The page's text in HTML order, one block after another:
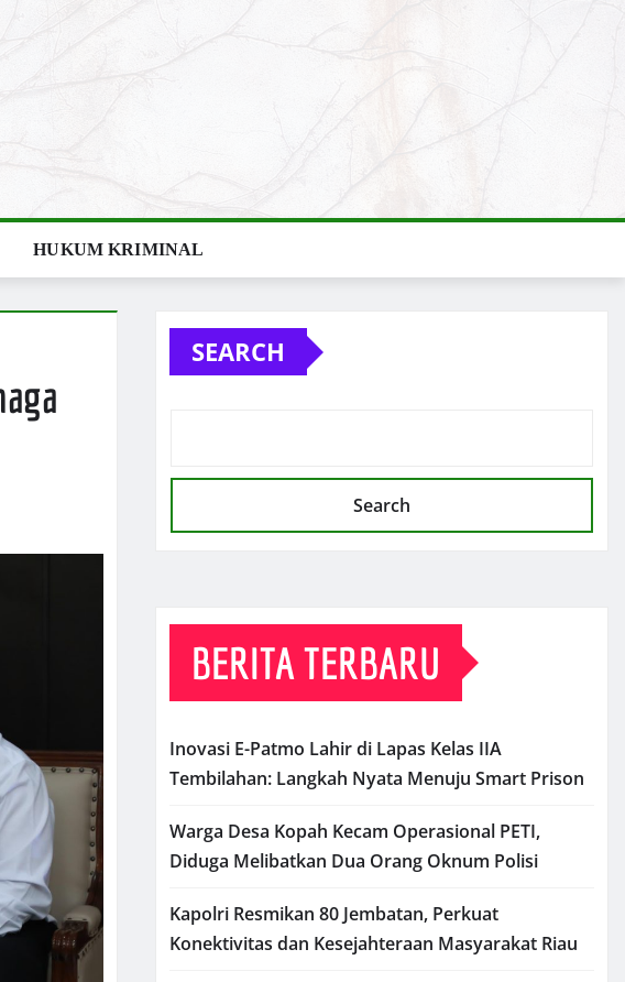
HUKUM KRIMINAL
SEARCH
Search
BERITA TERBARU
Inovasi E-Patmo Lahir di Lapas Kelas IIA
Tembilahan: Langkah Nyata Menuju Smart Prison
Warga Desa Kopah Kecam Operasional PETI,
Diduga Melibatkan Dua Orang Oknum Polisi
Kapolri Resmikan 80 Jembatan, Perkuat
Konektivitas dan Kesejahteraan Masyarakat Riau